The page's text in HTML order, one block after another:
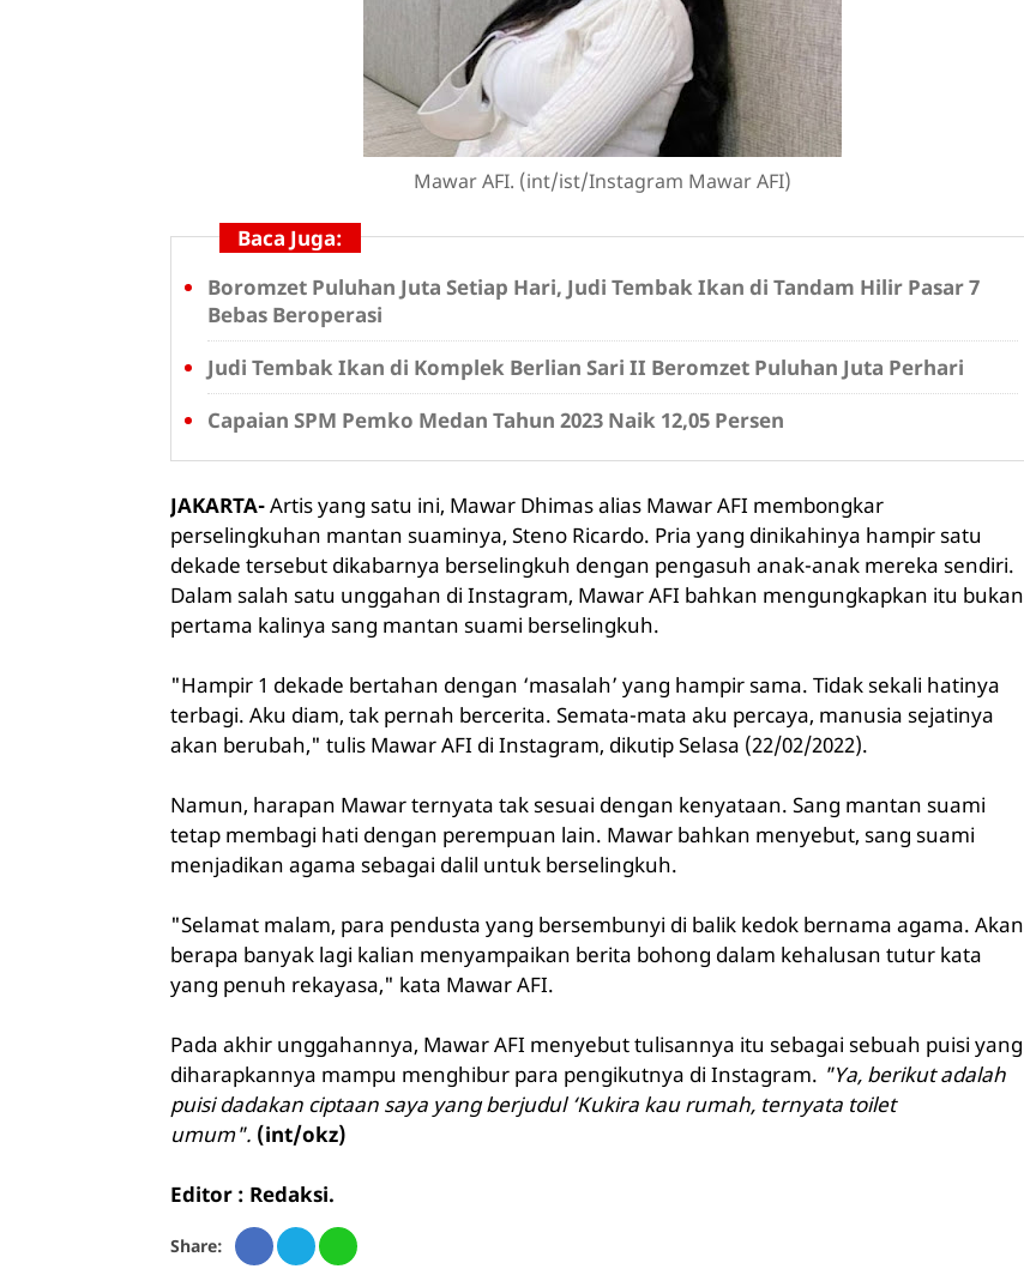
Mawar AFI. (int/ist/Instagram Mawar AFI)
Baca Juga:
Boromzet Puluhan Juta Setiap Hari, Judi Tembak Ikan di Tandam Hilir Pasar 7
Bebas Beroperasi
Judi Tembak Ikan di Komplek Berlian Sari II Beromzet Puluhan Juta Perhari
Capaian SPM Pemko Medan Tahun 2023 Naik 12,05 Persen
JAKARTA-Artis yang satu ini, Mawar Dhimas alias Mawar AFI membongkar
perselingkuhan mantan suaminya, Steno Ricardo. Pria yang dinikahinya hampir satu
dekade tersebut dikabarnya berselingkuh dengan pengasuh anak-anak mereka sendiri.
Dalam salah satu unggahan di Instagram, Mawar AFI bahkan mengungkapkan itu bukan
pertama kalinya sang mantan suami berselingkuh.
"Hampir 1 dekade bertahan dengan ‘masalah’ yang hampir sama. Tidak sekali hatinya
terbagi. Aku diam, tak pernah bercerita. Semata-mata aku percaya, manusia sejatinya
akan berubah," tulis Mawar AFI di Instagram, dikutip Selasa (22/02/2022).
Namun, harapan Mawar ternyata tak sesuai dengan kenyataan. Sang mantan suami
tetap membagi hati dengan perempuan lain. Mawar bahkan menyebut, sang suami
menjadikan agama sebagai dalil untuk berselingkuh.
"Selamat malam, para pendusta yang bersembunyi di balik kedok bernama agama. Akan
berapa banyak lagi kalian menyampaikan berita bohong dalam kehalusan tutur kata
yang penuh rekayasa," kata Mawar AFI.
Pada akhir unggahannya, Mawar AFI menyebut tulisannya itu sebagai sebuah puisi yang
diharapkannya mampu menghibur para pengikutnya di Instagram. "Ya, berikut adalah
puisi dadakan ciptaan saya yang berjudul ‘Kukira kau rumah, ternyata toilet
umum". (int/okz)
Editor : Redaksi.
Share: